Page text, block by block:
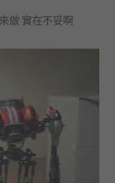
做 實在不妥啊